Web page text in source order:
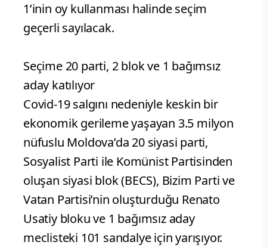
1’inin oy kullanması halinde seçim
geçerli sayılacak.
Seçime 20 parti, 2 blok ve 1 bağımsız
aday katılıyor
Covid-19 salgını nedeniyle keskin bir
ekonomik gerileme yaşayan 3.5 milyon
nüfuslu Moldova’da 20 siyasi parti,
Sosyalist Parti ile Komünist Partisinden
oluşan siyasi blok (BECS), Bizim Parti ve
Vatan Partisi’nin oluşturduğu Renato
Usatiy bloku ve 1 bağımsız aday
meclisteki 101 sandalye için yarışıyor.